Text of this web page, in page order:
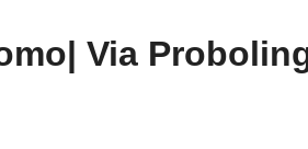
Via